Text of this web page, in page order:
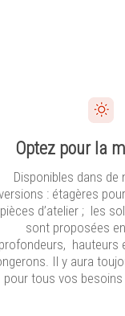
Optez pour la
Disponibles dans de
: étagères
pièces d’atelier ; les
sont proposées
profondeurs, hauteurs
Il y aura
pour tous vos